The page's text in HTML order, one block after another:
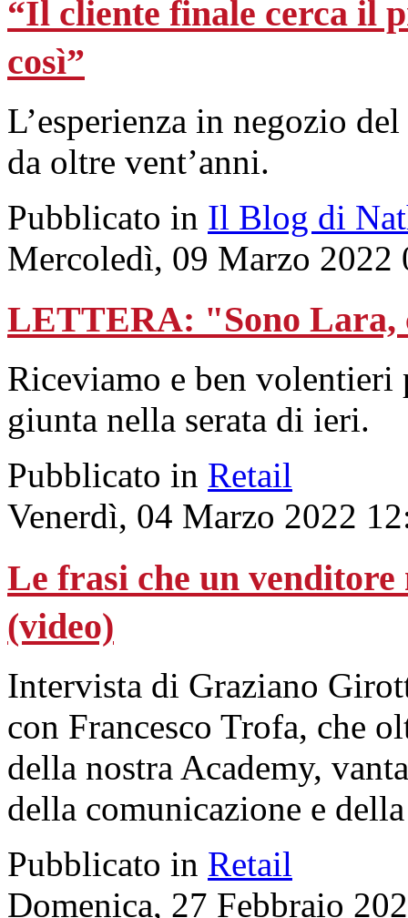
“Il cliente finale cerca il
così”
L’esperienza in negozio
da oltre vent’anni.
Pubblicato in Il Blog di
Mercoledì, 09 Marzo 2022
LETTERA: "Sono Lara,
Riceviamo e ben
giunta nella serata di ieri.
Pubblicato in Retail
Venerdì, 04 Marzo 2022
Le frasi che un venditore
(video)
Intervista di Graziano
con Francesco Trofa, che
della nostra Academy,
della comunicazione e
Pubblicato in Retail
Domenica, 27 Febbraio